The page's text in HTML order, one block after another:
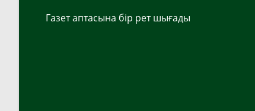
Газет аптасына бір рет шығады